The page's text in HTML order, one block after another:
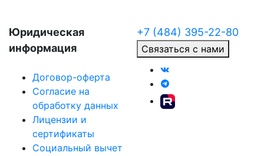
Юридическая
информация
Договор-оферта
Согласие на
обработку данных
Лицензии и
сертификаты
Социальный вычет
+7 (484) 395-22-80
Связаться с нами